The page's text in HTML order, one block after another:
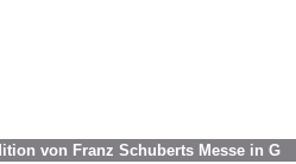
von Franz Schuberts Messe in G